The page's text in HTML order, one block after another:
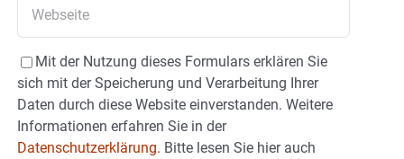
Mit der Nutzung dieses Formulars erklären Sie
sich mit der Speicherung und Verarbeitung Ihrer
Daten durch diese Website einverstanden. Weitere
Informationen erfahren Sie in der
Datenschutzerklärung. Bitte lesen Sie hier auch